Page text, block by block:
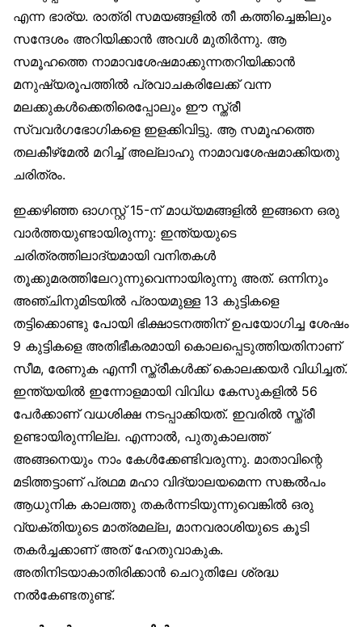
എന്ന ഭാര്യ. രാത്രി സമയങ്ങളിൽ തീ കത്തിച്ചെങ്കിലും
സന്ദേശം അറിയിക്കാൻ അവൾ മുതിർന്നു. ആ
സമൂഹത്തെ നാമാവശേഷമാക്കുന്നതറിയിക്കാൻ
മനുഷ്യരൂപത്തിൽ പ്രവാചകരിലേക്ക് വന്ന
മലക്കുകൾക്കെതിരെപ്പോലും ഈ സ്ത്രീ
സ്വവർഗഭോഗികളെ ഇളക്കിവിട്ടു. ആ സമൂഹത്തെ
തലകീഴ്‌മേൽ മറിച്ച് അല്ലാഹു നാമാവശേഷമാക്കിയതു
ചരിത്രം.
ഇക്കഴിഞ്ഞ ഓഗസ്റ്റ് 15-ന് മാധ്യമങ്ങളിൽ ഇങ്ങനെ ഒരു
വാർത്തയുണ്ടായിരുന്നു: ഇന്ത്യയുടെ
ചരിത്രത്തിലാദ്യമായി വനിതകൾ
തൂക്കുമരത്തിലേറുന്നുവെന്നായിരുന്നു അത്. ഒന്നിനും
അഞ്ചിനുമിടയിൽ പ്രായമുള്ള 13 കുട്ടികളെ
തട്ടിക്കൊണ്ടു പോയി ഭിക്ഷാടനത്തിന് ഉപയോഗിച്ച ശേഷം
9 കുട്ടികളെ അതിഭീകരമായി കൊലപ്പെടുത്തിയതിനാണ്
സീമ, രേണുക എന്നീ സ്ത്രീകൾക്ക് കൊലക്കയർ വിധിച്ചത്.
ഇന്ത്യയിൽ ഇന്നോളമായി വിവിധ കേസുകളിൽ 56
പേർക്കാണ് വധശിക്ഷ നടപ്പാക്കിയത്. ഇവരിൽ സ്ത്രീ
ഉണ്ടായിരുന്നില്ല. എന്നാൽ, പുതുകാലത്ത്
അങ്ങനെയും നാം കേൾക്കേണ്ടിവരുന്നു. മാതാവിന്റെ
മടിത്തട്ടാണ് പ്രഥമ മഹാ വിദ്യാലയമെന്ന സങ്കൽപം
ആധുനിക കാലത്തു തകർന്നടിയുന്നുവെങ്കിൽ ഒരു
വ്യക്തിയുടെ മാത്രമല്ല, മാനവരാശിയുടെ കൂടി
തകർച്ചക്കാണ് അത് ഹേതുവാകുക.
അതിനിടയാകാതിരിക്കാൻ ചെറുതിലേ ശ്രദ്ധ
നൽകേണ്ടതുണ്ട്.